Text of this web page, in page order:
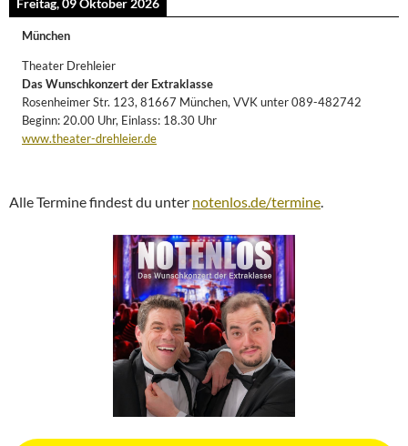
Freitag, 09 Oktober 2026
München
Theater Drehleier
Das Wunschkonzert der Extraklasse
Rosenheimer Str. 123, 81667 München, VVK unter 089-482742
Beginn: 20.00 Uhr, Einlass: 18.30 Uhr
www.theater-drehleier.de
Alle Termine findest du unter notenlos.de/termine